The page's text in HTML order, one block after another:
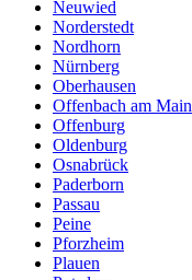
Neuwied
Norderstedt
Nordhorn
Nürnberg
Oberhausen
Offenbach am Main
Offenburg
Oldenburg
Osnabrück
Paderborn
Passau
Peine
Pforzheim
Plauen